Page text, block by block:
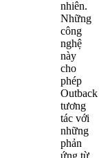
nhiên.
Những
công
nghệ
này
cho
phép
Outback
tương
tác với
những
phản
ứng từ